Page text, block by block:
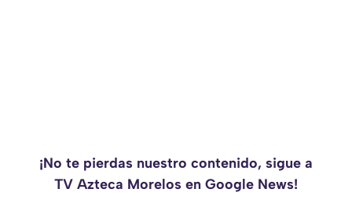
¡No te pierdas nuestro contenido, sigue a
TV Azteca Morelos en Google News!